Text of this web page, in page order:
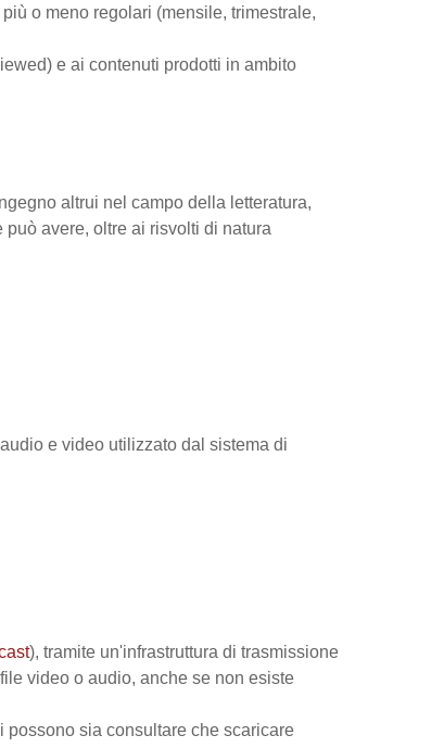
o meno regolari (mensile, trimestrale,
e ai contenuti prodotti in ambito
altrui nel campo della letteratura,
avere, oltre ai risvolti di natura
e video utilizzato dal sistema di
), tramite un'infrastruttura di trasmissione
video o audio, anche se non esiste
possono sia consultare che scaricare